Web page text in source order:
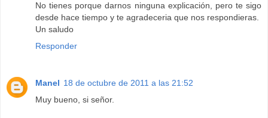
No tienes porque darnos ninguna explicación, pero te sigo
desde hace tiempo y te agradeceria que nos respondieras.
Un saludo
Responder
Manel 18 de octubre de 2011 a las 21:52
Muy bueno, si señor.